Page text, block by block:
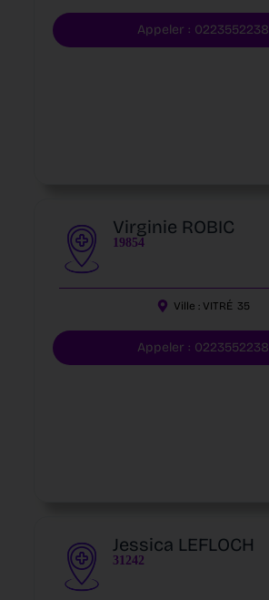
Appeler : 0223552238
Virginie ROBIC
19854
Ville : VITRÉ 35
Appeler : 0223552238
Jessica LEFLOCH
31242